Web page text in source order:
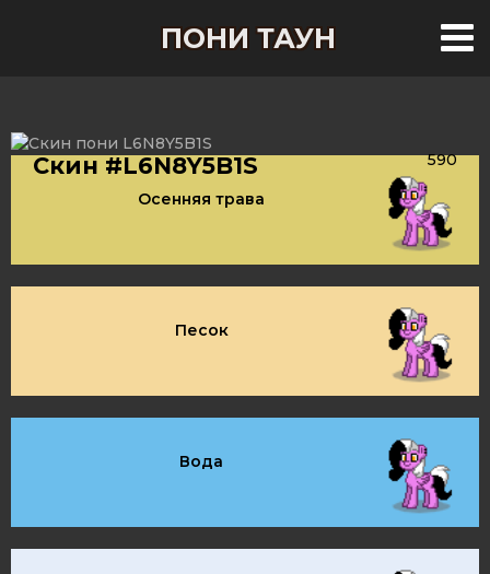
ПОНИ ТАУН
Скин #L6N8Y5B1S
590
Осенняя трава
Песок
Вода